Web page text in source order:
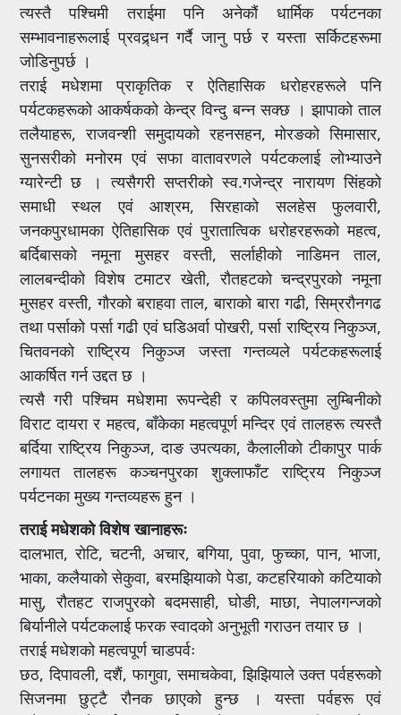
त्यस्तै पश्चिमी तराईमा पनि अनेकौं धार्मिक पर्यटनका
सम्भावनाहरूलाई प्रवद्र्धन गर्दै जानु पर्छ र यस्ता सर्किटहरूमा
जोडिनुपर्छ ।
तराई मधेशमा प्राकृतिक र ऐतिहासिक धरोहरहरूले पनि
पर्यटकहरूको आकर्षकको केन्द्र विन्दु बन्न सक्छ । झापाको ताल
तलैयाहरू, राजवन्शी समुदायको रहनसहन, मोरङको सिमासार,
सुनसरीको मनोरम एवं सफा वातावरणले पर्यटकलाई लोभ्याउने
ग्यारेन्टी छ । त्यसैगरी सप्तरीको स्व.गजेन्द्र नारायण सिंहको
समाधी स्थल एवं आश्रम, सिरहाको सलहेस फुलवारी,
जनकपुरधामका ऐतिहासिक एवं पुरातात्विक धरोहरहरूको महत्व,
बर्दिबासको नमूना मुसहर वस्ती, सर्लाहीको नाडिमन ताल,
लालबन्दीको विशेष टमाटर खेती, रौतहटको चन्द्रपुरको नमूना
मुसहर वस्ती, गौरको बराहवा ताल, बाराको बारा गढी, सिम्ररौनगढ
तथा पर्साको पर्सा गढी एवं घडिअर्वा पोखरी, पर्सा राष्ट्रिय निकुञ्ज,
चितवनको राष्ट्रिय निकुञ्ज जस्ता गन्तव्यले पर्यटकहरूलाई
आकर्षित गर्न उद्दत छ ।
त्यसै गरी पश्चिम मधेशमा रूपन्देही र कपिलवस्तुमा लुम्बिनीको
विराट दायरा र महत्व, बाँकेका महत्वपूर्ण मन्दिर एवं तालहरू त्यस्तै
बर्दिया राष्ट्रिय निकुञ्ज, दाङ उपत्यका, कैलालीको टीकापुर पार्क
लगायत तालहरू कञ्चनपुरका शुक्लाफाँट राष्ट्रिय निकुञ्ज
पर्यटनका मुख्य गन्तव्यहरू हुन ।
तराई मधेशको विशेष खानाहरूः
दालभात, रोटि, चटनी, अचार, बगिया, पुवा, फुच्का, पान, भाजा,
भाका, कलैयाको सेकुवा, बरमझियाको पेडा, कटहरियाको कटियाको
मासु, रौतहट राजपुरको बदमसाही, घोङी, माछा, नेपालगन्जको
बिर्यानीले पर्यटकलाई फरक स्वादको अनुभूती गराउन तयार छ ।
तराई मधेशको महत्वपूर्ण चाडपर्वः
छठ, दिपावली, दशैं, फागुवा, समाचकेवा, झिझियाले उक्त पर्वहरूको
सिजनमा छुट्टै रौनक छाएको हुन्छ । यस्ता पर्वहरू एवं